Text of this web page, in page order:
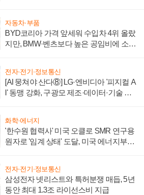
자동차·부품
BYD코리아 가격 앞세워 수입차 4위 올랐
지만, BMW·벤츠보다 높은 공임비에 소비
전자·전기·정보통신
[AI 뭉쳐야 산다⑧] LG·엔비디아 '피지컬 A
I' 동맹 강화, 구광모 제조·데이터·기술 결
화학·에너지
'한수원 협력사' 미국 오클로 SMR 연구용
원자로 '임계 상태' 도달, 미국 에너지부
전자·전기·정보통신
삼성전자 넷리스트와 특허분쟁 매듭, 5년
동안 최대 1.3조 라이선스비 지급